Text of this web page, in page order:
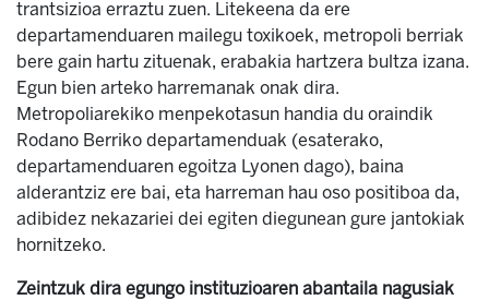
trantsizioa erraztu zuen. Litekeena da ere
departamenduaren mailegu toxikoek, metropoli berriak
bere gain hartu zituenak, erabakia hartzera bultza izana.
Egun bien arteko harremanak onak dira.
Metropoliarekiko menpekotasun handia du oraindik
Rodano Berriko departamenduak (esaterako,
departamenduaren egoitza Lyonen dago), baina
alderantziz ere bai, eta harreman hau oso positiboa da,
adibidez nekazariei dei egiten diegunean gure jantokiak
hornitzeko.
Zeintzuk dira egungo instituzioaren abantaila nagusiak